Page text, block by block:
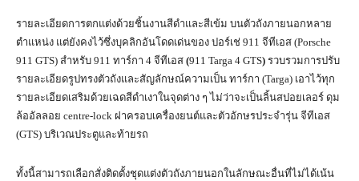
รายละเอียดการตกแต่งด้วยชิ้นงานสีดำและสีเข้ม บนตัวถังภายนอกหลาย
ตำแหน่ง แต่ยังคงไว้ซึ่งบุคลิกอันโดดเด่นของ ปอร์เช่ 911 จีทีเอส (Porsche
911 GTS) สำหรับ 911 ทาร์กา 4 จีทีเอส (911 Targa 4 GTS) รวบรวมการปรับ
รายละเอียดรูปทรงตัวถังและสัญลักษณ์ความเป็น ทาร์กา (Targa) เอาไว้ทุก
รายละเอียดเสริมด้วยเฉดสีดำเงาในจุดต่าง ๆ ไม่ว่าจะเป็นลิ้นสปอยเลอร์ ดุม
ล้ออัลลอย centre-lock ฝาครอบเครื่องยนต์และตัวอักษรประจำรุ่น จีทีเอส
(GTS) บริเวณประตูและท้ายรถ
ทั้งนี้สามารถเลือกสั่งติดตั้งชุดแต่งตัวถังภายนอกในลักษณะอื่นที่ไม่ได้เน้น